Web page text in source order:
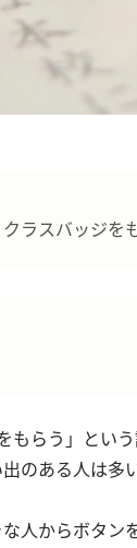
ラスバッジを
もらう」とい
のある人は多
人からボタン